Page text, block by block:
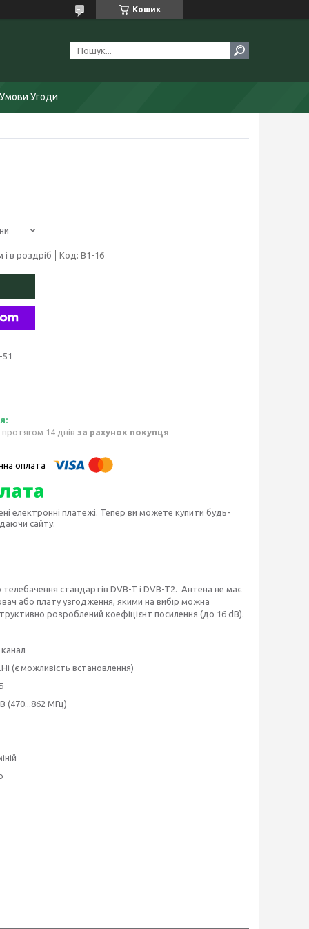
Кошик
Умови Угоди
в роздріб Код: В1-16
51
14 днів за рахунок покупця
електронні платежі. Тепер ви можете купити будь-
сайту.
стандартів DVB-T і DVB-T2. Антена не має
або плату узгодження, якими на вибір можна
розроблений коефіцієнт посилення (до 16 dB).
канал
(є можливість встановлення)
(470...862 МГц)